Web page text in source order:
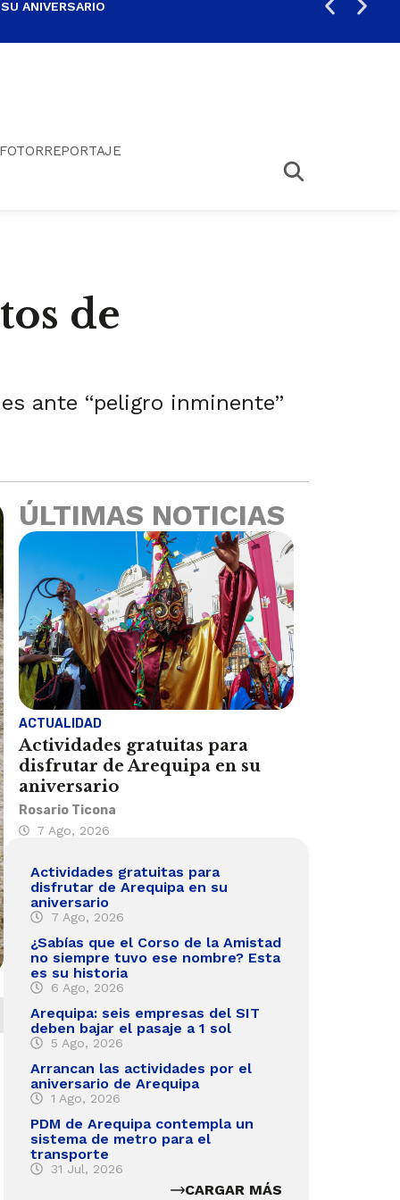
ANIVERSARIO
FOTORREPORTAJE
de
ante “peligro inminente”
ÚLTIMAS NOTICIAS
ACTUALIDAD
Actividades gratuitas para
disfrutar de Arequipa en su
aniversario
Rosario Ticona
7 Ago, 2026
Actividades gratuitas para
disfrutar de Arequipa en su
aniversario
7 Ago, 2026
¿Sabías que el Corso de la Amistad
no siempre tuvo ese nombre? Esta
es su historia
6 Ago, 2026
Arequipa: seis empresas del SIT
deben bajar el pasaje a 1 sol
5 Ago, 2026
Arrancan las actividades por el
aniversario de Arequipa
1 Ago, 2026
PDM de Arequipa contempla un
sistema de metro para el
transporte
31 Jul, 2026
CARGAR MÁS